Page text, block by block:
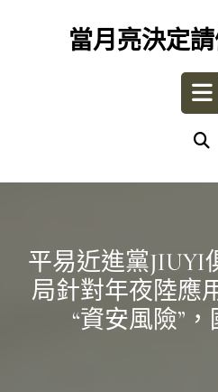
當月亮決定
平易近進黨JIUYI
局針對年夜陸應
“資安風險”